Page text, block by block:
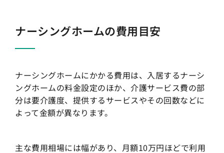
ナーシングホームの費用目安
ナーシングホームにかかる費用は、入居するナーシ
ングホームの料金設定のほか、介護サービス費の部
分は要介護度、提供するサービスやその回数などに
よって金額が異なります。
主な費用相場には幅があり、月額10万円ほどで利用